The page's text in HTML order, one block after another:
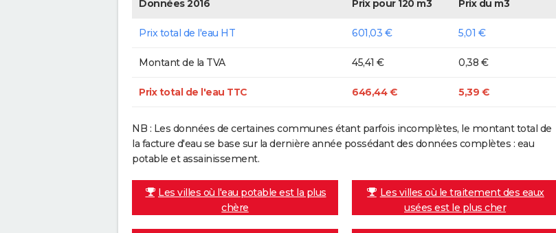
Données 2016 Prix pour 120 m3 Prix du m3
Prix total de l'eau HT 601,03 € 5,01 €
Montant de la TVA 45,41 € 0,38 €
Prix total de l'eau TTC 646,44 € 5,39 €
NB : Les données de certaines communes étant parfois incomplètes, le montant total de
la facture d'eau se base sur la dernière année possédant des données complètes : eau
potable et assainissement.
Les villes où l'eau potable est la plus
chère
Les villes où le traitement des eaux
usées est le plus cher